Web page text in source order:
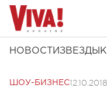
НОВОСТИ ЗВЕЗДЫ
ШОУ-БИЗНЕС12.10.2018